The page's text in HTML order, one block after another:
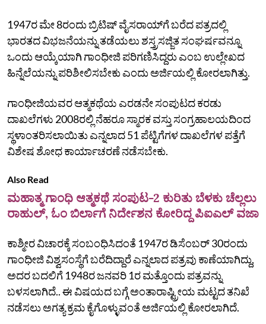
1947ರ ಮೇ 8ರಂದು ಬ್ರಿಟಿಷ್ ವೈಸರಾಯ್‌ಗೆ ಬರೆದ ಪತ್ರದಲ್ಲಿ
ಭಾರತದ ವಿಭಜನೆಯನ್ನು ತಡೆಯಲು ಶಸ್ತ್ರಸಜ್ಜಿತ ಸಂಘರ್ಷವನ್ನೂ
ಒಂದು ಆಯ್ಕೆಯಾಗಿ ಗಾಂಧೀಜಿ ಪರಿಗಣಿಸಿದ್ದರು ಎಂಬ ಉಲ್ಲೇಖದ
ಹಿನ್ನೆಲೆಯನ್ನು ಪರಿಶೀಲಿಸಬೇಕು ಎಂದು ಅರ್ಜಿಯಲ್ಲಿ ಕೋರಲಾಗಿತ್ತು.
ಗಾಂಧೀಜಿಯವರ ಆತ್ಮಕಥೆಯ ಎರಡನೇ ಸಂಪುಟದ ಕರಡು
ದಾಖಲೆಗಳು 2008ರಲ್ಲಿ ನೆಹರೂ ಸ್ಮಾರಕ ವಸ್ತು ಸಂಗ್ರಹಾಲಯದಿಂದ
ಸ್ಥಳಾಂತರಿಸಲಾಯಿತು ಎನ್ನಲಾದ 51 ಪೆಟ್ಟಿಗೆಗಳ ದಾಖಲೆಗಳ ಪತ್ತೆಗೆ
ವಿಶೇಷ ಶೋಧ ಕಾರ್ಯಾಚರಣೆ ನಡೆಸಬೇಕು.
Also Read
ಮಹಾತ್ಮ ಗಾಂಧಿ ಆತ್ಮಕಥೆ ಸಂಪುಟ-2 ಕುರಿತು ಬೆಳಕು ಚೆಲ್ಲಲು
ರಾಹುಲ್‌, ಓಂ ಬಿರ್ಲಾಗೆ ನಿರ್ದೇಶನ ಕೋರಿದ್ದ ಪಿಐಎಲ್‌ ವಜಾ
ಕಾಶ್ಮೀರ ವಿಚಾರಕ್ಕೆ ಸಂಬಂಧಿಸಿದಂತೆ 1947ರ ಡಿಸೆಂಬರ್ 30ರಂದು
ಗಾಂಧೀಜಿ ವಿಶ್ವಸಂಸ್ಥೆಗೆ ಬರೆದಿದ್ದಾರೆ ಎನ್ನಲಾದ ಪತ್ರವು ಕಾಣೆಯಾಗಿದ್ದು,
ಅದರ ಬದಲಿಗೆ 1948ರ ಜನವರಿ 1ರ ಮತ್ತೊಂದು ಪತ್ರವನ್ನು
ಬಳಸಲಾಗಿದೆ.. ಈ ವಿಷಯದ ಬಗ್ಗೆ ಅಂತಾರಾಷ್ಟ್ರೀಯ ಮಟ್ಟದ ತನಿಖೆ
ನಡೆಸಲು ಅಗತ್ಯ ಕ್ರಮ ಕೈಗೊಳ್ಳುವಂತೆ ಅರ್ಜಿಯಲ್ಲಿ ಕೋರಲಾಗಿದೆ.